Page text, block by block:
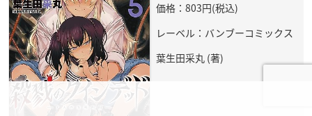
価格：803円(税込)
レーベル：バンブーコミックス
葉生田采丸 (著)